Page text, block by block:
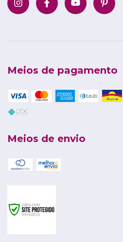
Meios de pagamento
Meios de envio